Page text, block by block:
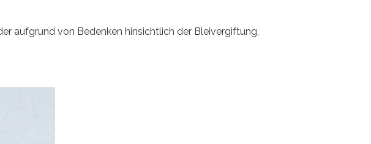
aufgrund von Bedenken hinsichtlich der Bleivergiftung,